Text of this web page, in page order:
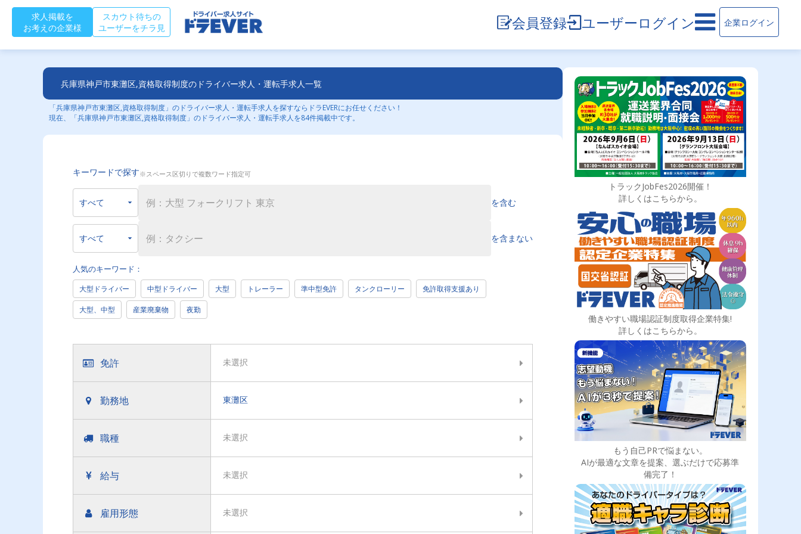
求人掲載を
お考えの企業様
スカウト待ちの
ユーザーをチラ見
会員登録 ユーザーログイン 企業ログイン
兵庫県神戸市東灘区,資格取得制度のドライバー求人・運転手求人一覧
「兵庫県神戸市東灘区,資格取得制度」のドライバー求人・運転手求人を探すならドラEVERにお任せください！
現在、「兵庫県神戸市東灘区,資格取得制度」のドライバー求人・運転手求人を84件掲載中です。
キーワードで探す※スペース区切りで複数ワード指定可
を含む
を含まない
人気のキーワード：
大型ドライバー 中型ドライバー 大型 トレーラー 準中型免許 タンクローリー 免許取得支援あり
大型、中型 産業廃棄物 夜勤
免許 未選択
勤務地 東灘区
職種 未選択
給与 未選択
雇用形態 未選択
トラックJobFes2026開催！
詳しくはこちらから。
働きやすい職場認証制度取得企業特集!
詳しくはこちらから。
もう自己PRで悩まない。
AIが最適な文章を提案、選ぶだけで応募準
備完了！